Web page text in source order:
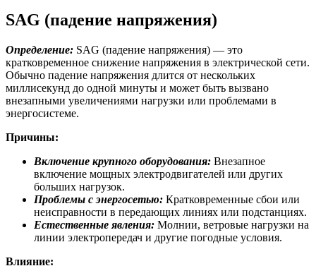
SAG (падение напряжения)
Определение: SAG (падение напряжения) — это
кратковременное снижение напряжения в электрической сети.
Обычно падение напряжения длится от нескольких
миллисекунд до одной минуты и может быть вызвано
внезапными увеличениями нагрузки или проблемами в
энергосистеме.
Причины:
Включение крупного оборудования: Внезапное
включение мощных электродвигателей или других
больших нагрузок.
Проблемы с энергосетью: Кратковременные сбои или
неисправности в передающих линиях или подстанциях.
Естественные явления: Молнии, ветровые нагрузки на
линии электропередач и другие погодные условия.
Влияние: